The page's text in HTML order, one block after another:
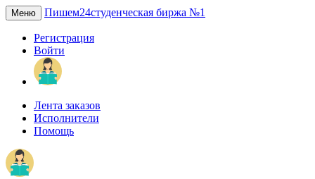
Меню Пишем24студенческая биржа №1
Регистрация
Войти
Лента заказов
Исполнители
Помощь